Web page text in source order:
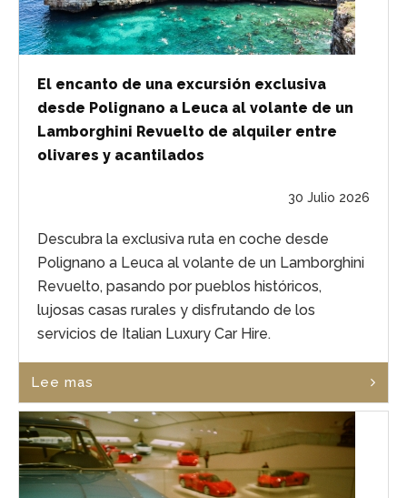
El encanto de una excursión exclusiva
desde Polignano a Leuca al volante de un
Lamborghini Revuelto de alquiler entre
olivares y acantilados
30 Julio 2026
Descubra la exclusiva ruta en coche desde
Polignano a Leuca al volante de un Lamborghini
Revuelto, pasando por pueblos históricos,
lujosas casas rurales y disfrutando de los
servicios de Italian Luxury Car Hire.
Lee mas